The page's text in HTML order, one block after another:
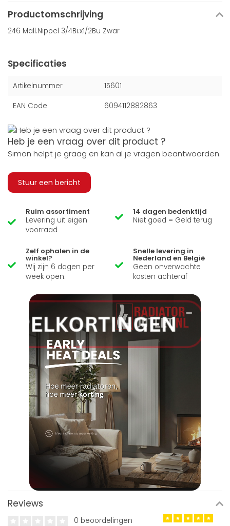
Productomschrijving
246 Mall.Nippel 3/4Bi.x1/2Bu Zwar
Specificaties
Artikelnummer 15601
EAN Code 6094112882863
Heb je een vraag over dit product ?
Simon helpt je graag en kan al je vragen beantwoorden.
Stuur een bericht
Ruim assortiment
Levering uit eigen
voorraad
14 dagen bedenktijd
Niet goed = Geld terug
Zelf ophalen in de
winkel?
Wij zijn 6 dagen per
week open.
Snelle levering in
Nederland en België
Geen onverwachte
kosten achteraf
Reviews
0 beoordelingen